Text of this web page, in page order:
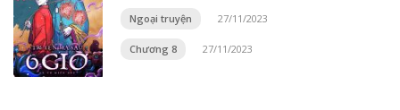
Ngoại truyện 27/11/2023
Chương 8 27/11/2023